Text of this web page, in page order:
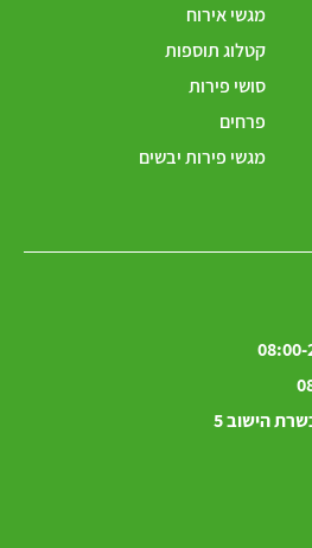
מגשי אירוח
קטלוג תוספות
סושי פירות
פרחים
מגשי פירות יבשים
הישוב 5